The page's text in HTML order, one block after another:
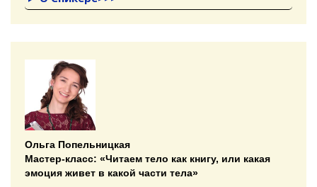
Ольга Попельницкая
Мастер-класс: «Читаем тело как книгу, или какая
эмоция живет в какой части тела»